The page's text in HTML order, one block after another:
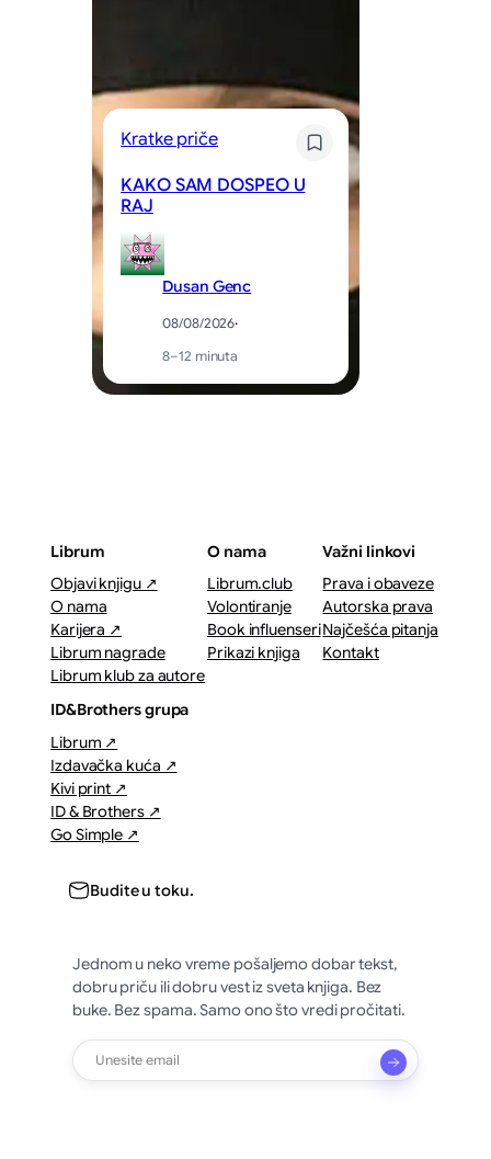
Kratke priče
KAKO SAM DOSPEO U
RAJ
Dusan Genc
08/08/2026·
8–12 minuta
Librum
Objavi knjigu ↗
O nama
Karijera ↗
Librum nagrade
Librum klub za autore
O nama
Librum.club
Volontiranje
Book influenseri
Prikazi knjiga
Važni linkovi
Prava i obaveze
Autorska prava
Najčešća pitanja
Kontakt
ID&Brothers grupa
Librum ↗
Izdavačka kuća ↗
Kivi print ↗
ID & Brothers ↗
Go Simple ↗
Budite u toku.
Jednom u neko vreme pošaljemo dobar tekst,
dobru priču ili dobru vest iz sveta knjiga. Bez
buke. Bez spama. Samo ono što vredi pročitati.